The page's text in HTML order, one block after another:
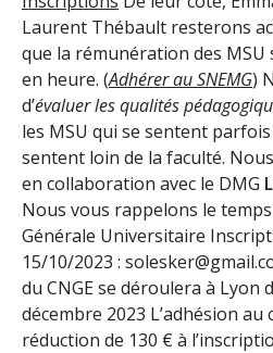
Laurent Thébault resterons
que la rémunération des
en heure. (Adhérer au SNEMG)
d’évaluer les qualités
les MSU qui se sentent
sentent loin de la faculté.
en collaboration avec le DMG
Nous vous rappelons le
Générale Universitaire
15/10/2023 :
du CNGE se déroulera à Lyon
décembre 2023 L’adhésion
réduction de 130 € à